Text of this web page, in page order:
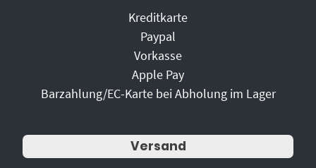
Kreditkarte
Paypal
Vorkasse
Apple Pay
Barzahlung/EC-Karte bei Abholung im Lager
Versand